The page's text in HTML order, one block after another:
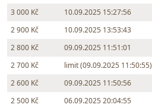
3 000 Kč
10.09.2025 15:27:56
2 900 Kč
10.09.2025 13:53:43
2 800 Kč
09.09.2025 11:51:01
2 700 Kč
limit (09.09.2025 11:50:55)
2 600 Kč
09.09.2025 11:50:56
2 500 Kč
06.09.2025 20:04:55